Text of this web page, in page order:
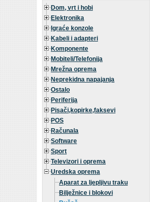
Dom, vrt i hobi
Elektronika
Igraće konzole
Kabeli i adapteri
Komponente
Mobiteli/Telefonija
Mrežna oprema
Neprekidna napajanja
Ostalo
Periferija
Pisači,kopirke,faksevi
POS
Računala
Software
Sport
Televizori i oprema
Uredska oprema
Aparat za ljepljivu traku
Bilježnice i blokovi